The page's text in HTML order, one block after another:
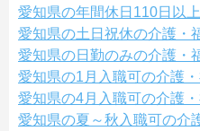
愛知県の年間休日110日以
愛知県の土日祝休の介護・
愛知県の日勤のみの介護・
愛知県の1月入職可の介護
愛知県の4月入職可の介護
愛知県の夏～秋入職可の介